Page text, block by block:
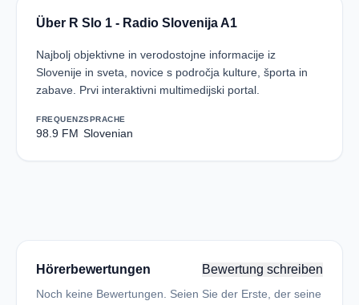
Über R Slo 1 - Radio Slovenija A1
Najbolj objektivne in verodostojne informacije iz
Slovenije in sveta, novice s področja kulture, športa in
zabave. Prvi interaktivni multimedijski portal.
FREQUENZ
98.9 FM
SPRACHE
Slovenian
Hörerbewertungen Bewertung schreiben
Noch keine Bewertungen. Seien Sie der Erste, der seine